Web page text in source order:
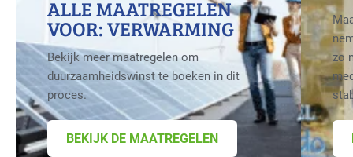
ALLE MAATREGELEN
VOOR: VERWARMING
Bekijk meer maatregelen om
duurzaamheidswinst te boeken in dit
proces.
BEKIJK DE MAATREGELEN
zo